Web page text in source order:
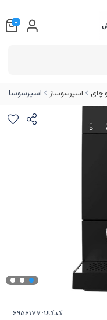
چای اسپرسوساز اسپرسوساز
کدکالا:
0